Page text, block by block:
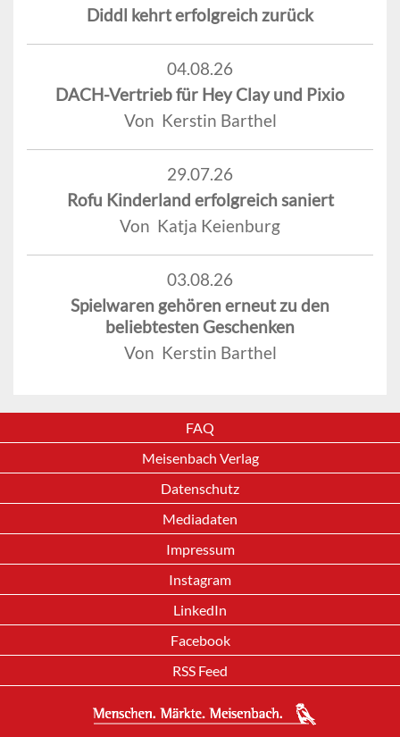
Diddl kehrt erfolgreich zurück
04.08.26
DACH-Vertrieb für Hey Clay und Pixio
Von Kerstin Barthel
29.07.26
Rofu Kinderland erfolgreich saniert
Von Katja Keienburg
03.08.26
Spielwaren gehören erneut zu den
beliebtesten Geschenken
Von Kerstin Barthel
FAQ
Meisenbach Verlag
Datenschutz
Mediadaten
Impressum
Instagram
LinkedIn
Facebook
RSS Feed